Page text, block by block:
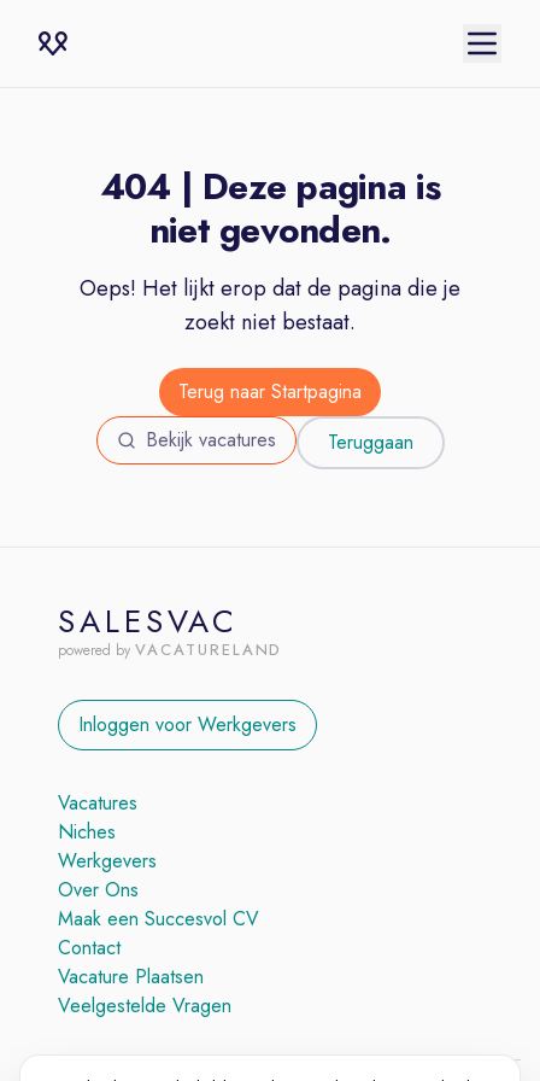
404 | Deze pagina is
niet gevonden.
Oeps! Het lijkt erop dat de pagina die je
zoekt niet bestaat.
Terug naar Startpagina
Bekijk vacatures
Teruggaan
SALESVAC
powered by VACATURELAND
Inloggen voor Werkgevers
Vacatures
Niches
Werkgevers
Over Ons
Maak een Succesvol CV
Contact
Vacature Plaatsen
Veelgestelde Vragen